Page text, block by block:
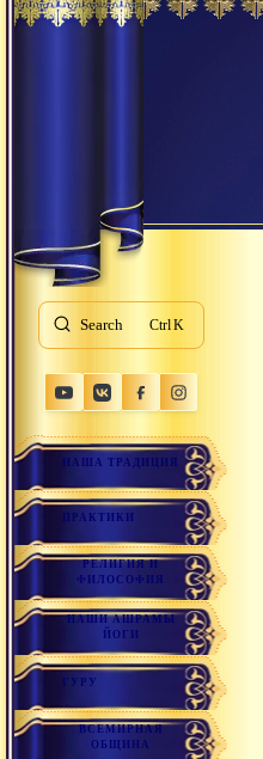
Search K
НАША ТРАДИЦИЯ
ПРАКТИКИ
РЕЛИГИЯ И
ФИЛОСОФИЯ
НАШИ АШРАМЫ
ЙОГИ
ГУРУ
ВСЕМИРНАЯ
ОБЩИНА